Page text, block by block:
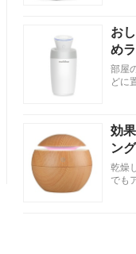
お
め
部屋
どに
効
ン
乾燥
でも